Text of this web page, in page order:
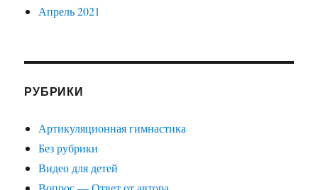
Апрель 2021
РУБРИКИ
Артикуляционная гимнастика
Без рубрики
Видео для детей